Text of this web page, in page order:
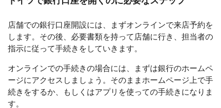
店舗での銀行口座開設には、まずオンラインで来店予約を
します。その後、必要書類を持って店舗に行き、担当者の
指示に従って手続きをしていきます。
オンラインでの手続きの場合には、まずは銀行のホームペ
ージにアクセスしましょう。そのままホームページ上で手
続きをするか、もしくはアプリを使っての手続きになりま
す。